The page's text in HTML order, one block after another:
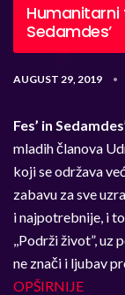
Humanitarni
Sedamdes’
AUGUST 29, 2019 •
Fes’ in
mladih članova
koji se održava
zabavu za sve
i najpotrebnije, i
,,Podrži život”,
ne znači i ljubav
OPŠIRNIJE